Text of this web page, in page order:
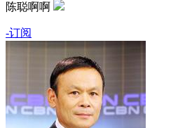
陈聪啊啊
-订阅